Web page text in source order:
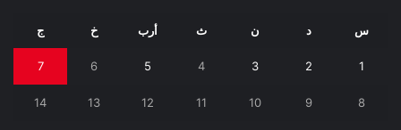
س د ن ث أرب خ ج
1
2
3
4
5
6
7
8
9
10
11
12
13
14